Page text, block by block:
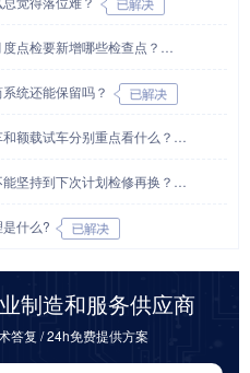
点检要新增哪些检查点？
统还能保留吗？
额载试车分别重点看什么？
坚持到下次计划检修再换？
什么?
制造和服务供应商
答复 / 24h免费提供方案